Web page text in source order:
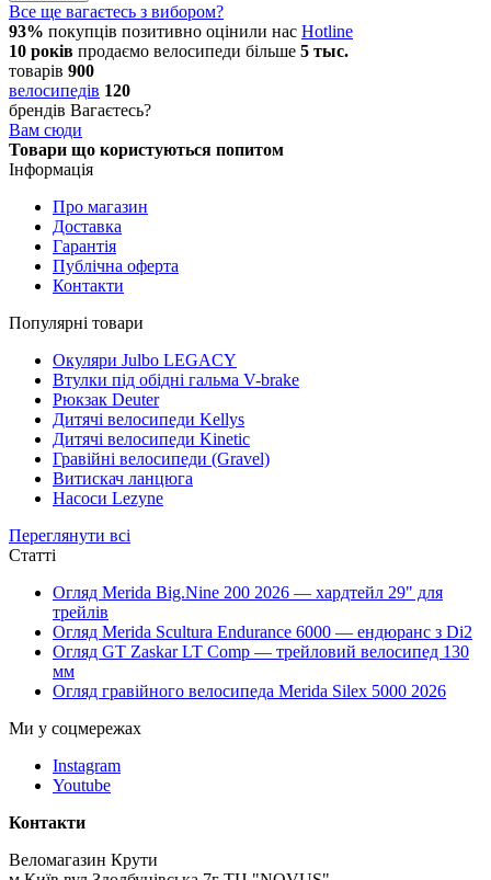
Все ще вагаєтесь з вибором?
93% покупців позитивно оцінили нас Hotline
10 років продаємо велосипеди більше 5 тыс.
товарів 900
велосипедів 120
брендів Вагаєтесь?
Вам сюди
Товари що користуються попитом
Інформація
Про магазин
Доставка
Гарантія
Публічна оферта
Контакти
Популярні товари
Окуляри Julbo LEGACY
Втулки під обідні гальма V-brake
Рюкзак Deuter
Дитячі велосипеди Kellys
Дитячі велосипеди Kinetic
Гравійні велосипеди (Gravel)
Витискач ланцюга
Насоси Lezyne
Переглянути всі
Статті
Огляд Merida Big.Nine 200 2026 — хардтейл 29" для
трейлів
Огляд Merida Scultura Endurance 6000 — ендюранс з Di2
Огляд GT Zaskar LT Comp — трейловий велосипед 130
мм
Огляд гравійного велосипеда Merida Silex 5000 2026
Ми у соцмережах
Instagram
Youtube
Контакти
Веломагазин Крути